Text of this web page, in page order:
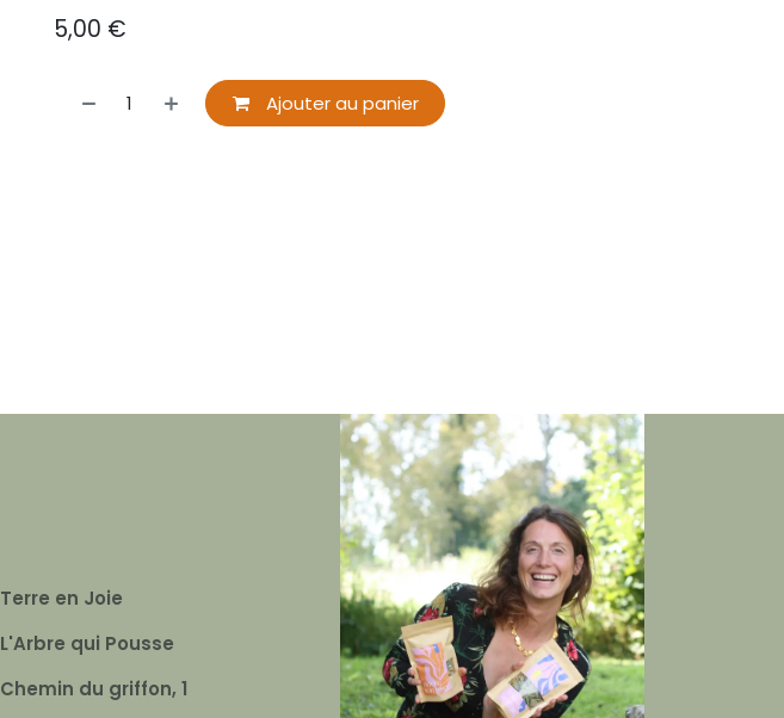
5,00 €
Ajouter au panier
Terre en Joie
L'Arbre qui Pousse
Chemin du griffon, 1